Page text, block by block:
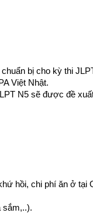
bị cho kỳ thi
Việt Nhật.
N5 sẽ được đề
hồi, chi phí ăn ở
sắm,..).